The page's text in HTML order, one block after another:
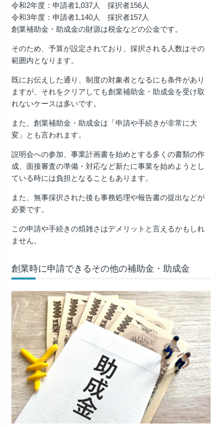
令和2年度：申請者1,037人 採択者156人
令和3年度：申請者1,140人 採択者157人
創業補助金・助成金の財源は税金などの公金です。
そのため、予算が設定されており、採択される人数はその
範囲内となります。
既にお伝えした通り、制度の対象者となるにも条件があり
ますが、それをクリアしても創業補助金・助成金を受け取
れないケースは多いです。
また、創業補助金・助成金は「申請や手続きが非常に大
変」とも言われます。
説明会への参加、事業計画書を始めとする多くの書類の作
成、面接審査の準備・対応など新たに事業を始めようとし
ている時には負担となることもあります。
また、無事採択された後も事務処理や報告書の提出などが
必要です。
この申請や手続きの煩雑さはデメリットと言えるかもしれ
ません。
創業時に申請できるその他の補助金・助成金